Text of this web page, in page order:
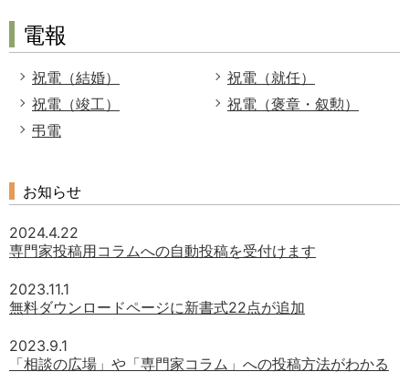
電報
祝電（結婚）
祝電（就任）
祝電（竣工）
祝電（褒章・叙勲）
弔電
お知らせ
2024.4.22
専門家投稿用コラムへの自動投稿を受付けます
2023.11.1
無料ダウンロードページに新書式22点が追加
2023.9.1
「相談の広場」や「専門家コラム」への投稿方法がわかる